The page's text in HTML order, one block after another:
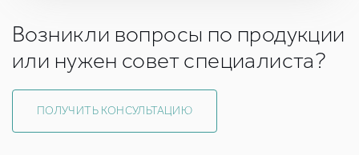
Возникли вопросы по продукции
или нужен совет специалиста?
ПОЛУЧИТЬ КОНСУЛЬТАЦИЮ